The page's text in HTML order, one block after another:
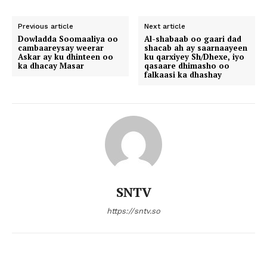
Previous article
Dowladda Soomaaliya oo
cambaareysay weerar
Askar ay ku dhinteen oo
ka dhacay Masar
Next article
Al-shabaab oo gaari dad
shacab ah ay saarnaayeen
ku qarxiyey Sh/Dhexe, iyo
qasaare dhimasho oo
falkaasi ka dhashay
SNTV
https://sntv.so